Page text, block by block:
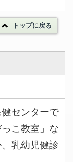
トップに戻る
センターで
こ教室」な
乳幼児健診